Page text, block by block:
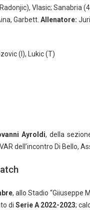
Vlasic; Sanabria
Garbett. Allenatore:
(I), Lukic (T)
Ayroldi, della
dell’incontro Di Bello,
, allo Stadio “Giiuseppe
di Serie A 2022-2023;